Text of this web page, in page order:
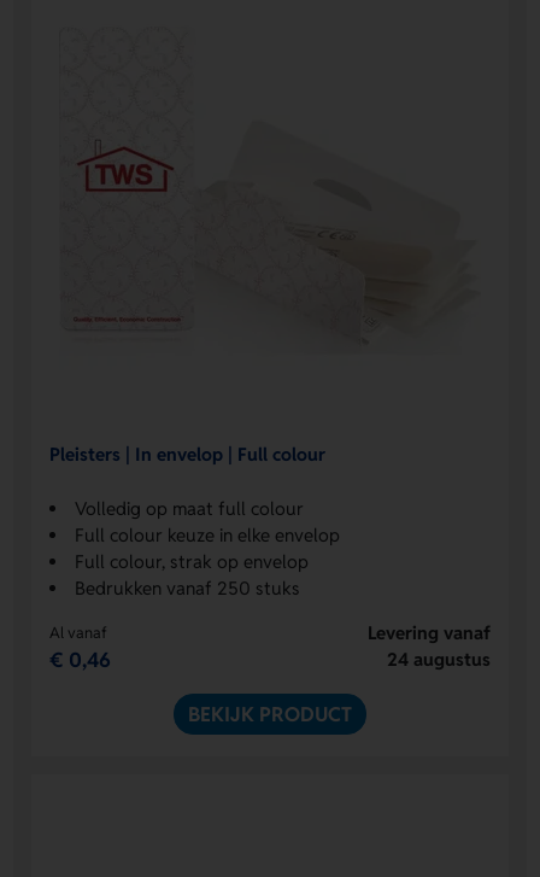
Pleisters | In envelop | Full colour
Volledig op maat full colour
Full colour keuze in elke envelop
Full colour, strak op envelop
Bedrukken vanaf 250 stuks
Al vanaf
€ 0,46
Levering vanaf
24 augustus
BEKIJK PRODUCT